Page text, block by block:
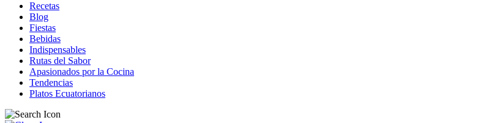
Recetas
Blog
Fiestas
Bebidas
Indispensables
Rutas del Sabor
Apasionados por la Cocina
Tendencias
Platos Ecuatorianos